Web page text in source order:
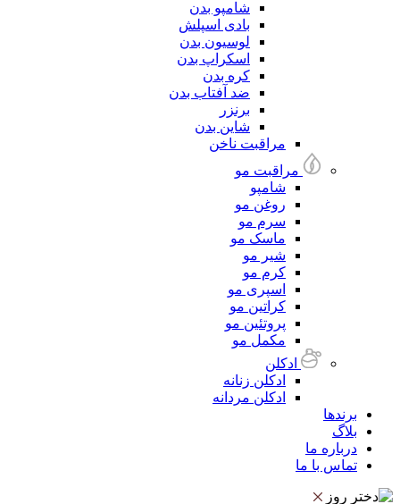
شامپو بدن
بادی اسپلش
لوسیون بدن
اسکراپ بدن
کره بدن
ضد آفتاب بدن
برنزر
شاین بدن
مراقبت ناخن
مراقبت مو
شامپو
روغن مو
سرم مو
ماسک مو
شیر مو
کرم مو
اسپری مو
کراتین مو
پروتئین مو
مکمل مو
ادکلن
ادکلن زنانه
ادکلن مردانه
برندها
بلاگ
درباره ما
تماس با ما